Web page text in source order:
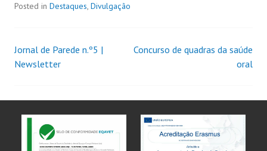
Posted in Destaques, Divulgação
Jornal de Parede n.º5 |
Newsletter
Concurso de quadras da saúde
oral